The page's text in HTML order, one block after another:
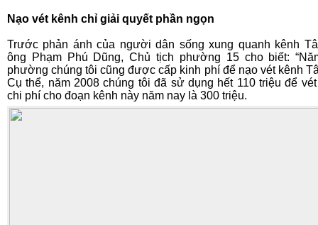
Nạo vét kênh chỉ giải quyết phần ngọn
Trước phản ánh của người dân sống xung quanh kênh
ông Phạm Phú Dũng, Chủ tịch phường 15 cho biết:
phường chúng tôi cũng được cấp kinh phí để nạo vét kênh
Cụ thể, năm 2008 chúng tôi đã sử dụng hết 110 triệu để
chi phí cho đoạn kênh này năm nay là 300 triệu.